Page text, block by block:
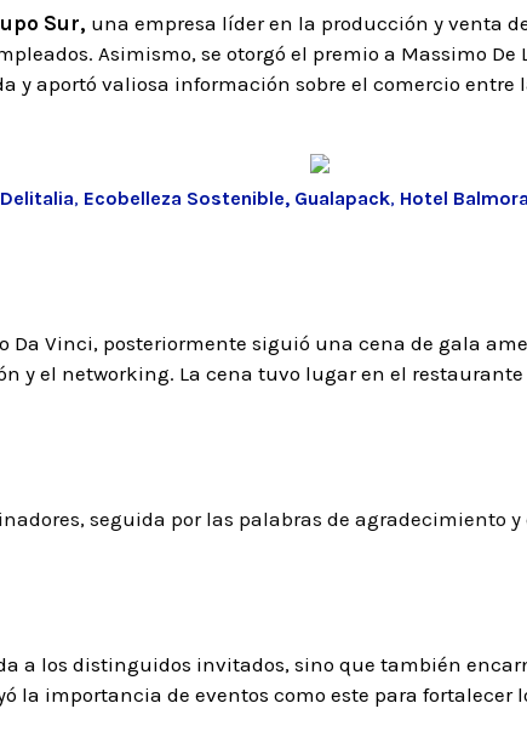
Sur, una empresa líder en la producción y venta
Asimismo, se otorgó el premio a Massimo De
y aportó valiosa información sobre el comercio entre
Delitalia, Ecobelleza Sostenible, Gualapack, Hotel
Da Vinci, posteriormente siguió una cena de gala
y el networking. La cena tuvo lugar en el restaurante
seguida por las palabras de agradecimiento y
a los distinguidos invitados, sino que también
la importancia de eventos como este para fortalecer